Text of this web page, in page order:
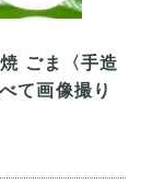
ごま〈手造
て画像撮り